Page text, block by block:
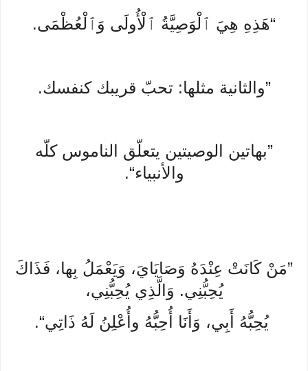
“هَذِهِ هِيَ ٱلْوَصِيَّةُ ٱلْأُولَى وَٱلْعُظْمَى.
”والثانية مثلها: تحبّ قريبك كنفسك.
”بهاتين الوصيتين يتعلّق الناموس كلّه
والأنبياء“.
”مَنْ كَانَتْ عِنْدَهُ وَصَايَايَ، وَيَعْمَلُ بِها، فَذَاكَ
يُحِبُّنِي. وَالَّذِي يُحِبُّنِي،
يُحِبُّهُ أَبِي، وَأَنَا أُحِبُّهُ وأُعْلِنُ لَهُ ذَاتِي“.